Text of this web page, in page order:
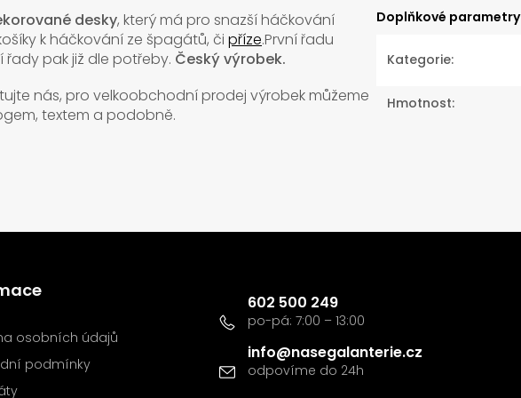
desky, který má pro snazší háčkování
k háčkování ze špagátů, či příze.První řadu
pak již dle potřeby. Český výrobek.
nás, pro velkoobchodní prodej výrobek můžeme
textem a podobně.
Doplňkové parametry
Kategorie:
Hmotnost:
osobních údajů
podmínky
info@nasegalanterie.cz
602 500 249